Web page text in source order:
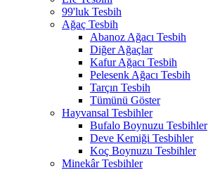
99'luk Tesbih
Ağaç Tesbih
Abanoz Ağacı Tesbih
Diğer Ağaçlar
Kafur Ağacı Tesbih
Pelesenk Ağacı Tesbih
Tarçın Tesbih
Tümünü Göster
Hayvansal Tesbihler
Bufalo Boynuzu Tesbihler
Deve Kemiği Tesbihler
Koç Boynuzu Tesbihler
Minekâr Tesbihler